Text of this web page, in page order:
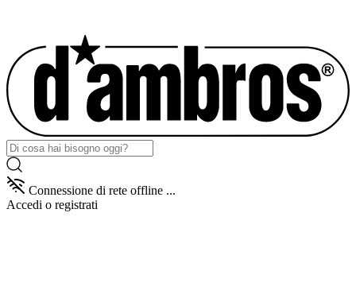
Connessione di rete offline ...
Accedi o registrati